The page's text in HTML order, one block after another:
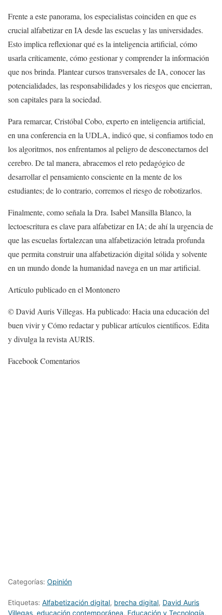
Frente a este panorama, los especialistas coinciden en que es
crucial alfabetizar en IA desde las escuelas y las universidades.
Esto implica reflexionar qué es la inteligencia artificial, cómo
usarla críticamente, cómo gestionar y comprender la información
que nos brinda. Plantear cursos transversales de IA, conocer las
potencialidades, las responsabilidades y los riesgos que encierran,
son capitales para la sociedad.
Para remarcar, Cristóbal Cobo, experto en inteligencia artificial,
en una conferencia en la UDLA, indicó que, si confiamos todo en
los algoritmos, nos enfrentamos al peligro de desconectarnos del
cerebro. De tal manera, abracemos el reto pedagógico de
desarrollar el pensamiento consciente en la mente de los
estudiantes; de lo contrario, corremos el riesgo de robotizarlos.
Finalmente, como señala la Dra. Isabel Mansilla Blanco, la
lectoescritura es clave para alfabetizar en IA; de ahí la urgencia de
que las escuelas fortalezcan una alfabetización letrada profunda
que permita construir una alfabetización digital sólida y solvente
en un mundo donde la humanidad navega en un mar artificial.
Artículo publicado en el Montonero
© David Auris Villegas. Ha publicado: Hacia una educación del
buen vivir y Cómo redactar y publicar artículos científicos. Edita
y divulga la revista AURIS.
Facebook Comentarios
Categorías: Opinión
Etiquetas: Alfabetización digital, brecha digital, David Auris
Villegas, educación contemporánea, Educación y Tecnología,